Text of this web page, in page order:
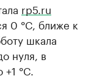
rp5.ru
0 °C, ближе к
шкала
нуля, в
°C.